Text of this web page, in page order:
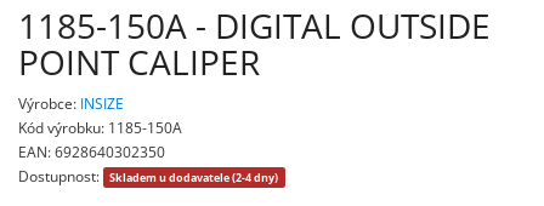
1185-150A - DIGITAL OUTSIDE
POINT CALIPER
Výrobce: INSIZE
Kód výrobku: 1185-150A
EAN: 6928640302350
Dostupnost:
Skladem u dodavatele (2-4 dny)